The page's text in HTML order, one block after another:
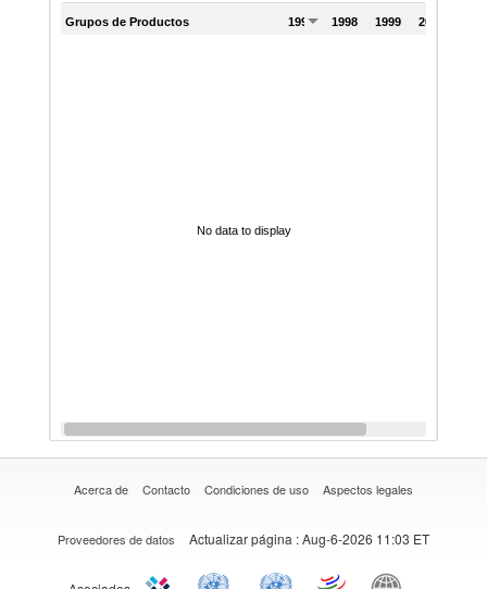
Grupos de Productos 1997 1998 1999 2000
No data to display
Acerca de Contacto Condiciones de uso Aspectos legales
Proveedores de datos Actualizar página : Aug-6-2026 11:03 ET